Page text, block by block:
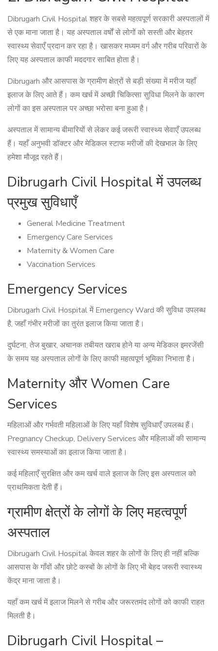
Dibrugarh Civil Hospital शहर के सबसे महत्वपूर्ण सरकारी अस्पतालों में
से एक माना जाता है। यह अस्पताल वर्षों से लोगों को सस्ती और बेहतर
स्वास्थ्य सेवाएँ प्रदान कर रहा है। खासकर मध्यम वर्ग और गरीब परिवारों के
लिए यह अस्पताल काफी मददगार साबित होता है।
Dibrugarh और आसपास के ग्रामीण क्षेत्रों से बड़ी संख्या में मरीज यहाँ
इलाज के लिए आते हैं। कम खर्च में अच्छी चिकित्सा सुविधा मिलने के कारण
लोगों का इस अस्पताल पर अच्छा भरोसा बना हुआ है।
अस्पताल में सामान्य बीमारियों से लेकर कई जरूरी स्वास्थ्य सेवाएँ उपलब्ध
हैं। यहाँ अनुभवी डॉक्टर और मेडिकल स्टाफ मरीजों की देखभाल के लिए
हमेशा मौजूद रहते हैं।
Dibrugarh Civil Hospital में उपलब्ध
प्रमुख सुविधाएँ
General Medicine Treatment
Emergency Care Services
Maternity & Women Care
Vaccination Services
Emergency Services
Dibrugarh Civil Hospital में Emergency Ward की सुविधा उपलब्ध
है, जहाँ गंभीर मरीजों का तुरंत इलाज किया जाता है।
दुर्घटना, तेज बुखार, अचानक तबीयत खराब होने या अन्य मेडिकल इमरजेंसी
के समय यह अस्पताल लोगों के लिए काफी महत्वपूर्ण भूमिका निभाता है।
Maternity और Women Care
Services
महिलाओं और गर्भवती महिलाओं के लिए यहाँ विशेष सुविधाएँ उपलब्ध हैं।
Pregnancy Checkup, Delivery Services और महिलाओं की सामान्य
स्वास्थ्य समस्याओं का इलाज किया जाता है।
कई महिलाएँ सुरक्षित और कम खर्च वाले इलाज के लिए इस अस्पताल को
प्राथमिकता देती हैं।
ग्रामीण क्षेत्रों के लोगों के लिए महत्वपूर्ण
अस्पताल
Dibrugarh Civil Hospital केवल शहर के लोगों के लिए ही नहीं बल्कि
आसपास के गाँवों और छोटे कस्बों के लोगों के लिए भी बेहद जरूरी स्वास्थ्य
केंद्र माना जाता है।
यहाँ कम खर्च में इलाज मिलने से गरीब और जरूरतमंद लोगों को काफी राहत
मिलती है।
Dibrugarh Civil Hospital –